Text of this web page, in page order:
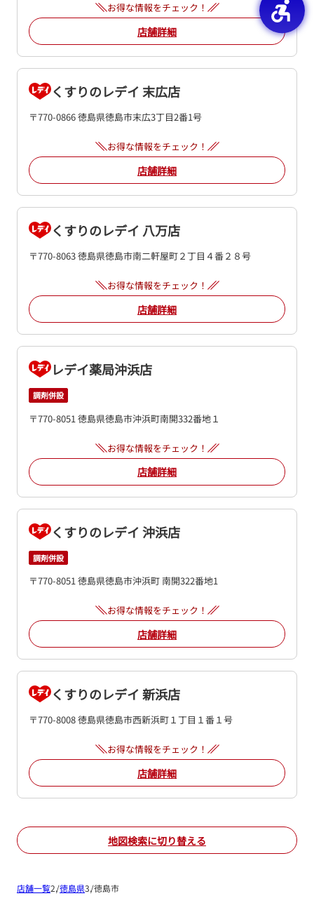
お得な情報をチェック！
店舗詳細
くすりのレデイ 末広店
〒770-0866 徳島県徳島市末広3丁目2番1号
お得な情報をチェック！
店舗詳細
くすりのレデイ 八万店
〒770-8063 徳島県徳島市南二軒屋町２丁目４番２８号
お得な情報をチェック！
店舗詳細
レデイ薬局沖浜店
調剤併設
〒770-8051 徳島県徳島市沖浜町南開332番地１
お得な情報をチェック！
店舗詳細
くすりのレデイ 沖浜店
調剤併設
〒770-8051 徳島県徳島市沖浜町 南開322番地1
お得な情報をチェック！
店舗詳細
くすりのレデイ 新浜店
〒770-8008 徳島県徳島市西新浜町１丁目１番１号
お得な情報をチェック！
店舗詳細
地図検索に切り替える
店舗一覧 徳島県 徳島市